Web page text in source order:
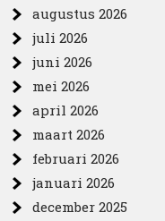
augustus 2026
juli 2026
juni 2026
mei 2026
april 2026
maart 2026
februari 2026
januari 2026
december 2025